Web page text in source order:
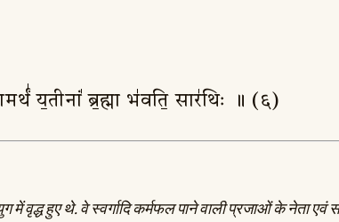
य॒तीनां॑ ब्र॒ह्मा भ॑वति॒ सार॑थिः ॥ (६)
में वृद्ध हुए थे. वे स्वर्गादि कर्मफल पाने वाली प्रजाओं के नेता एवं